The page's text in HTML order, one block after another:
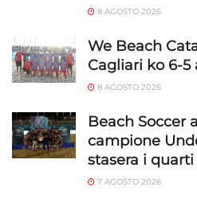
8 AGOSTO 2026
We Beach
Cagliari ko 6-5
8 AGOSTO 2026
Beach Soccer
campione
stasera i
7 AGOSTO 2026